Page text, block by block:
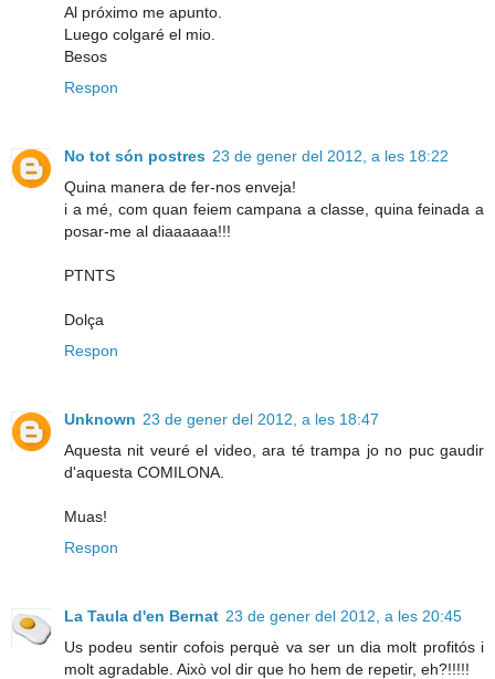
Al próximo me apunto.
Luego colgaré el mio.
Besos
Respon
No tot són postres 23 de gener del 2012, a les 18:22
Quina manera de fer-nos enveja!
i a mé, com quan feiem campana a classe, quina feinada a
posar-me al diaaaaaa!!!
PTNTS
Dolça
Respon
Unknown 23 de gener del 2012, a les 18:47
Aquesta nit veuré el video, ara té trampa jo no puc gaudir
d'aquesta COMILONA.
Muas!
Respon
La Taula d'en Bernat 23 de gener del 2012, a les 20:45
Us podeu sentir cofois perquè va ser un dia molt profitós i
molt agradable. Això vol dir que ho hem de repetir, eh?!!!!!